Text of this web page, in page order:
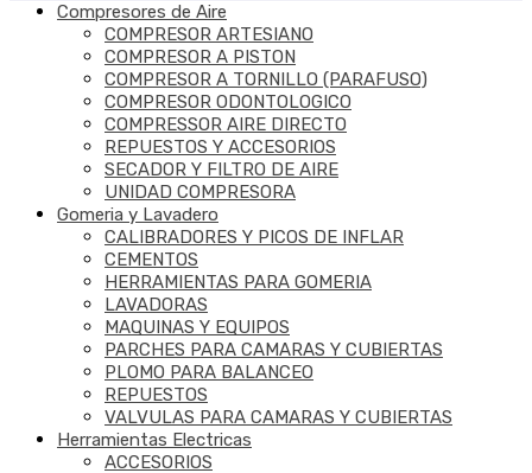
Compresores de Aire
COMPRESOR ARTESIANO
COMPRESOR A PISTON
COMPRESOR A TORNILLO (PARAFUSO)
COMPRESOR ODONTOLOGICO
COMPRESSOR AIRE DIRECTO
REPUESTOS Y ACCESORIOS
SECADOR Y FILTRO DE AIRE
UNIDAD COMPRESORA
Gomeria y Lavadero
CALIBRADORES Y PICOS DE INFLAR
CEMENTOS
HERRAMIENTAS PARA GOMERIA
LAVADORAS
MAQUINAS Y EQUIPOS
PARCHES PARA CAMARAS Y CUBIERTAS
PLOMO PARA BALANCEO
REPUESTOS
VALVULAS PARA CAMARAS Y CUBIERTAS
Herramientas Electricas
ACCESORIOS